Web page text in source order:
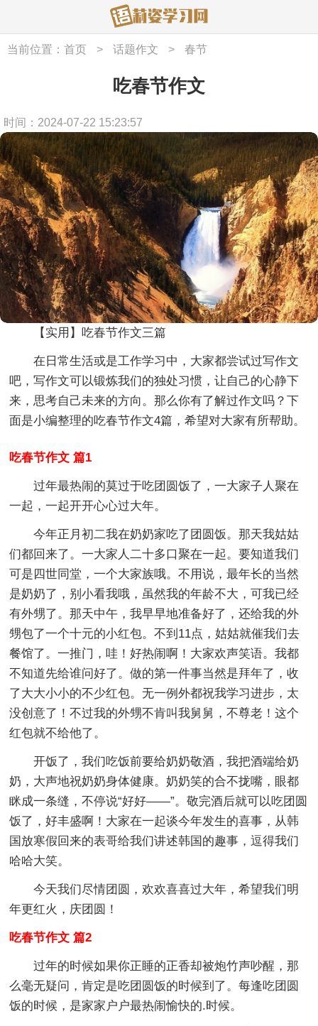
当前位置： 首页 > 话题作文 > 春节
吃春节作文
时间：2024-07-22 15:23:57
【实用】吃春节作文三篇
在日常生活或是工作学习中，大家都尝试过写作文
吧，写作文可以锻炼我们的独处习惯，让自己的心静下
来，思考自己未来的方向。那么你有了解过作文吗？下
面是小编整理的吃春节作文4篇，希望对大家有所帮助。
吃春节作文 篇1
过年最热闹的莫过于吃团圆饭了，一大家子人聚在
一起，一起开开心心过大年。
今年正月初二我在奶奶家吃了团圆饭。那天我姑姑
们都回来了。一大家人二十多口聚在一起。要知道我们
可是四世同堂，一个大家族哦。不用说，最年长的当然
是奶奶了，别小看我哦，虽然我的年龄不大，可我已经
有外甥了。那天中午，我早早地准备好了，还给我的外
甥包了一个十元的小红包。不到11点，姑姑就催我们去
餐馆了。一推门，哇！好热闹啊！大家欢声笑语。我都
不知道先给谁问好了。做的第一件事当然是拜年了，收
了大大小小的不少红包。无一例外都祝我学习进步，太
没创意了！不过我的外甥不肯叫我舅舅，不尊老！这个
红包就不给他了。
开饭了，我们吃饭前要给奶奶敬酒，我把酒端给奶
奶，大声地祝奶奶身体健康。奶奶笑的合不拢嘴，眼都
眯成一条缝，不停说“好好——”。敬完酒后就可以吃团圆
饭了，好丰盛啊！大家在一起谈今年发生的喜事，从韩
国放寒假回来的表哥给我们讲述韩国的趣事，逗得我们
哈哈大笑。
今天我们尽情团圆，欢欢喜喜过大年，希望我们明
年更红火，庆团圆！
吃春节作文 篇2
过年的时候如果你正睡的正香却被炮竹声吵醒，那
么毫无疑问，肯定是吃团圆饭的时候到了。每逢吃团圆
饭的时候，是家家户户最热闹愉快的.时候。